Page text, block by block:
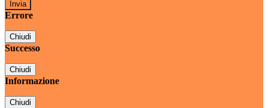
Errore
Chiudi
Successo
Chiudi
Informazione
Chiudi